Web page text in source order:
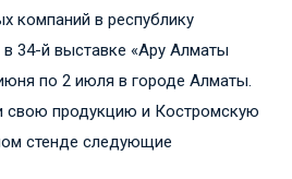
компаний в республику
в 34-й выставке «Ару Алматы
по 2 июля в городе Алматы.
свою продукцию и Костромскую
стенде следующие